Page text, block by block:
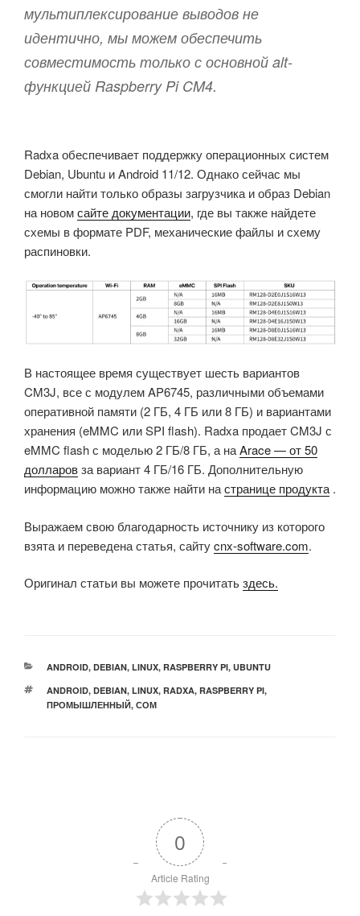
мультиплексирование выводов не
идентично, мы можем обеспечить
совместимость только с основной alt-
функцией Raspberry Pi CM4.
Radxa обеспечивает поддержку операционных систем
Debian, Ubuntu и Android 11/12. Однако сейчас мы
смогли найти только образы загрузчика и образ Debian
на новомсайте документации, где вы также найдете
схемы в формате PDF, механические файлы и схему
распиновки.
В настоящее время существует шесть вариантов
CM3J, все с модулем AP6745, различными объемами
оперативной памяти (2 ГБ, 4 ГБ или 8 ГБ) и вариантами
хранения (eMMC или SPI flash). Radxa продает CM3J с
eMMC flash с моделью 2 ГБ/8 ГБ, а наArace — от 50
долларовза вариант 4 ГБ/16 ГБ. Дополнительную
информацию можно также найти настранице продукта.
Выражаем свою благодарность источнику из которого
взята и переведена статья, сайтуcnx-software.com.
Оригинал статьи вы можете прочитатьздесь.
РУБРИКИ
ANDROID, DEBIAN, LINUX, RASPBERRY PI, UBUNTU
МЕТКИ
ANDROID, DEBIAN, LINUX, RADXA, RASPBERRY PI,
ПРОМЫШЛЕННЫЙ, СОМ
0
Article Rating